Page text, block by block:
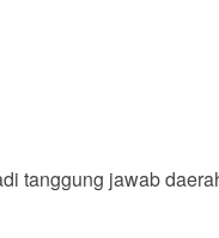
tanggung jawab